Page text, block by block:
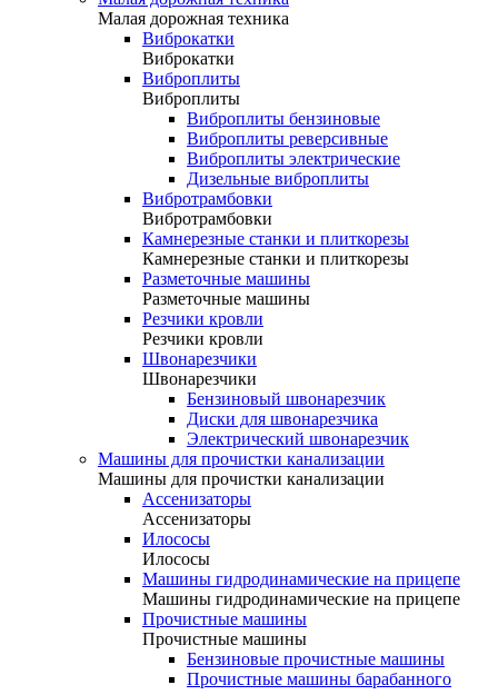
Малая дорожная техника
Виброкатки
Виброкатки
Виброплиты
Виброплиты
Виброплиты бензиновые
Виброплиты реверсивные
Виброплиты электрические
Дизельные виброплиты
Вибротрамбовки
Вибротрамбовки
Камнерезные станки и плиткорезы
Камнерезные станки и плиткорезы
Разметочные машины
Разметочные машины
Резчики кровли
Резчики кровли
Швонарезчики
Швонарезчики
Бензиновый швонарезчик
Диски для швонарезчика
Электрический швонарезчик
Машины для прочистки канализации
Машины для прочистки канализации
Ассенизаторы
Ассенизаторы
Илососы
Илососы
Машины гидродинамические на прицепе
Машины гидродинамические на прицепе
Прочистные машины
Прочистные машины
Бензиновые прочистные машины
Прочистные машины барабанного